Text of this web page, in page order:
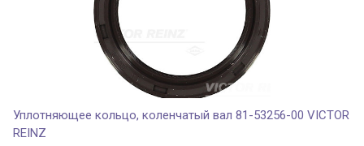
Уплотняющее кольцо, коленчатый вал 81-53256-00 VICTOR
REINZ